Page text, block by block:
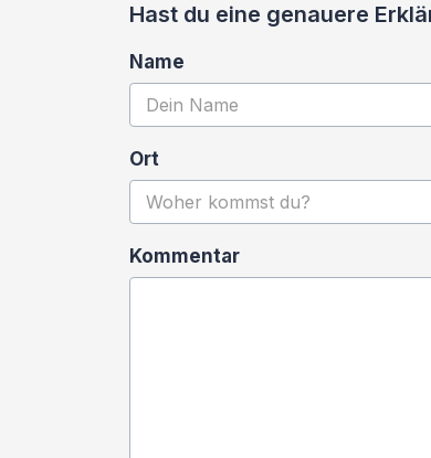
Hast du eine genauere
Name
Ort
Kommentar